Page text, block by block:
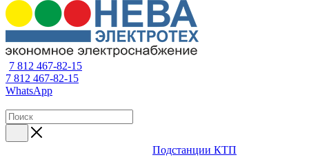
7 812 467-82-15
7 812 467-82-15
WhatsApp
Подстанции КТП